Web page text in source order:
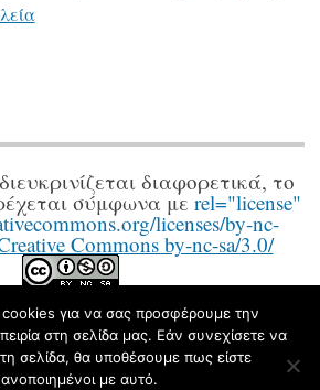
διαφορετικά, το
σύμφωνα με rel="license"
licenses/by-nc-
Commons by-nc-sa/3.0/
.
blogs.sch.gr |Theme: Apostrophe by
WordPress.com.
cookies για να σας προσφέρουμε την
στη σελίδα μας. Εάν συνεχίσετε να
τη σελίδα, θα υποθέσουμε πως είστε
με αυτό.